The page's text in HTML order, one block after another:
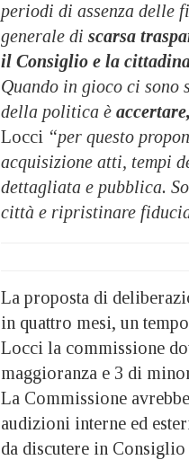
periodi di assenza delle
generale di scarsa
il Consiglio e la
Quando in gioco ci sono
della politica è
Locci “per questo
acquisizione atti, tempi
dettagliata e pubblica.
città e ripristinare
La proposta di
in quattro mesi, un
Locci la commissione
maggioranza e 3 di
La Commissione
audizioni interne ed
da discutere in